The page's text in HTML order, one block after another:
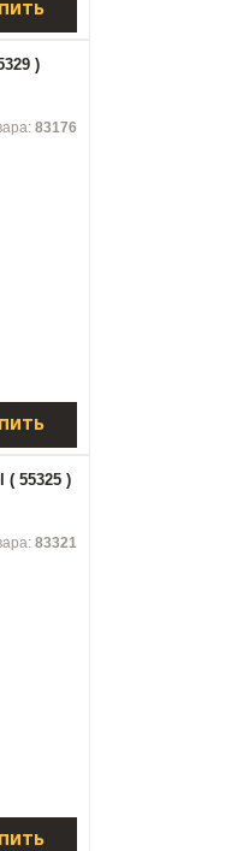
)
83176
( 55325 )
83321